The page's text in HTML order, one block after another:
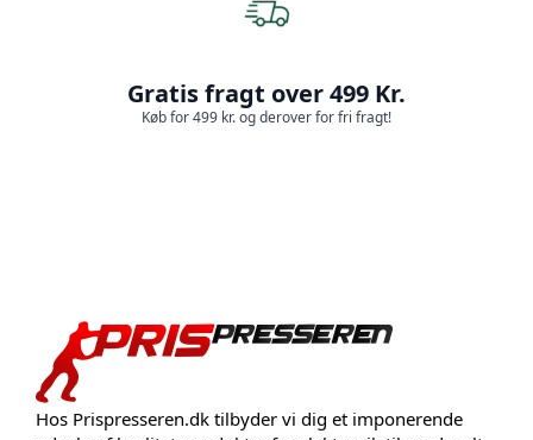
Gratis fragt over 499 Kr.
Køb for 499 kr. og derover for fri fragt!
Hos Prispresseren.dk tilbyder vi dig et imponerende